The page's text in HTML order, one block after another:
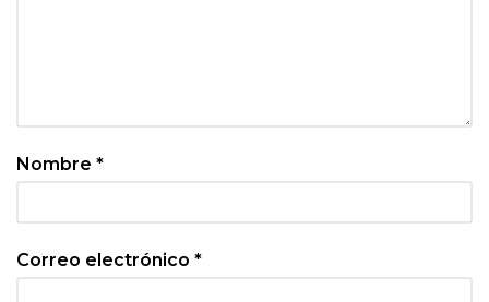
Nombre *
Correo electrónico *